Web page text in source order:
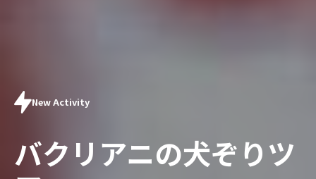
New Activity
バクリアニの犬ぞりツ